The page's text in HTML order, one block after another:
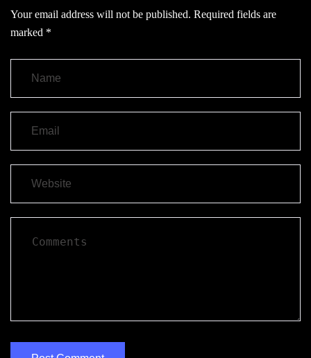
Your email address will not be published. Required fields are
marked *